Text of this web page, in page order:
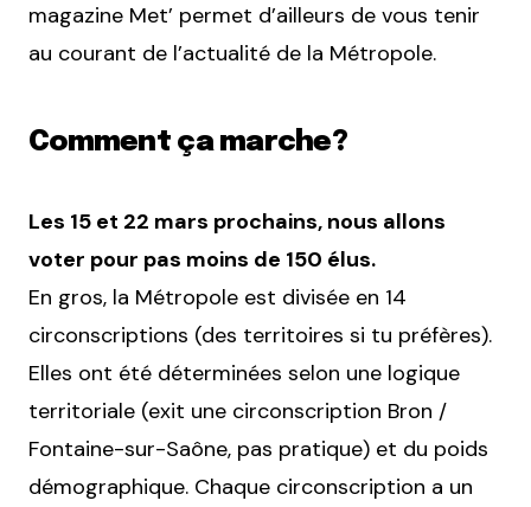
magazine Met’ permet d’ailleurs de vous tenir
au courant de l’actualité de la Métropole.
Comment ça marche?
Les 15 et 22 mars prochains, nous allons
voter pour pas moins de 150 élus.
En gros, la Métropole est divisée en 14
circonscriptions (des territoires si tu préfères).
Elles ont été déterminées selon une logique
territoriale (exit une circonscription Bron /
Fontaine-sur-Saône, pas pratique) et du poids
démographique. Chaque circonscription a un